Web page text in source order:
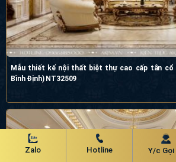
Mẫu thiết kế nội thất biệt thự cao cấp tân cổ
Bình Định) NT32509
Zalo Hotline Y/c Gọi